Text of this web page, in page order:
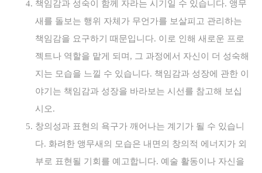
책임감과 성숙이 함께 자라는 시기일 수 있습니다. 앵무
새를 돌보는 행위 자체가 무언가를 보살피고 관리하는
책임감을 요구하기 때문입니다. 이로 인해 새로운 프로
젝트나 역할을 맡게 되며, 그 과정에서 자신이 더 성숙해
지는 모습을 느낄 수 있습니다. 책임감과 성장에 관한 이
야기는 책임감과 성장을 바라보는 시선를 참고해 보십
시오.
창의성과 표현의 욕구가 깨어나는 계기가 될 수 있습니
다. 화려한 앵무새의 모습은 내면의 창의적 에너지가 외
부로 표현될 기회를 예고합니다. 예술 활동이나 자신을